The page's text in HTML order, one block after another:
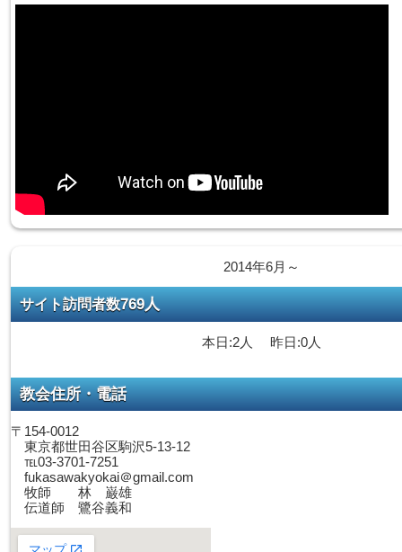
2014年6月～
サイト訪問者数769人
本日:2人 昨日:0人
教会住所・電話
〒154-0012
東京都世田谷区駒沢5-13-12
℡03-3701-7251
fukasawakyokai＠gmail.com
牧師 林 巌雄
伝道師 鷺谷義和